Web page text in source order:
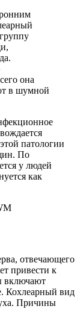
она
в шумной
патологии
По
у людей
как
отвечающего
привести к
включают
Кохлеарный вид
Причины